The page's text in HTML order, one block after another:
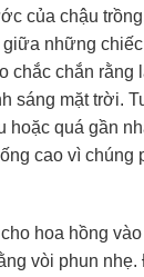
của chậu
giữa những
chắc chắn rằng
sáng mặt trời.
hoặc quá gần
cao vì chúng
hoa hồng
vòi phun